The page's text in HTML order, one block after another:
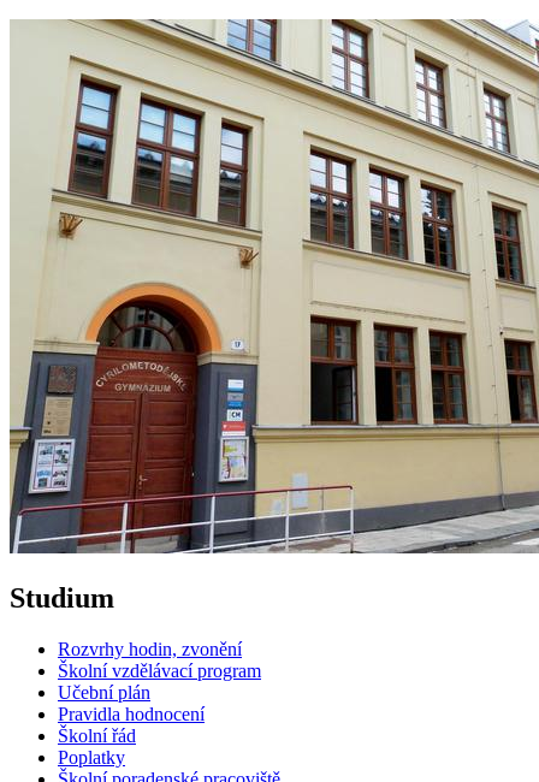
Studium
Rozvrhy hodin, zvonění
Školní vzdělávací program
Učební plán
Pravidla hodnocení
Školní řád
Poplatky